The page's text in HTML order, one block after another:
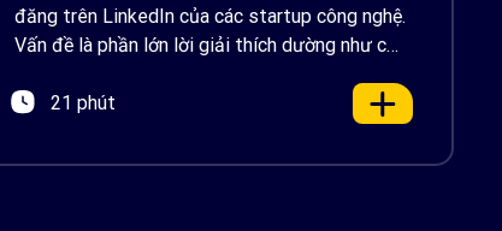
đăng trên LinkedIn của các startup công nghệ.
Vấn đề là phần lớn lời giải thích dường như chỉ
21 phút